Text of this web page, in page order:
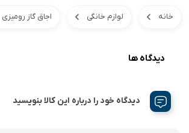
خانه لوازم خانگی اجاق گاز رومیزی
دیدگاه ها
دیدگاه خود را درباره این کالا بنویسید